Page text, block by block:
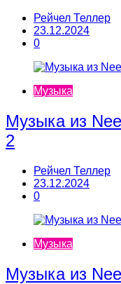
Рейчел Теллер
23.12.2024
0
Музыка
Музыка из
2
Рейчел Теллер
23.12.2024
0
Музыка
Музыка из